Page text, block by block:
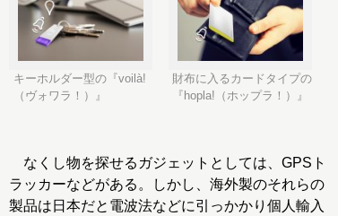
キーホルダー型の『voilà!
（ヴォワラ！）』
財布に入るカードタイプの
『hopla!（ホップラ！）』
なくし物を探せるガジェットとしては、GPSト
ラッカーなどがある。しかし、海外製のそれらの
製品は日本だと電波法などに引っかかり個人輸入